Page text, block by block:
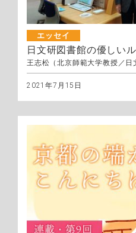
エッセイ
日文研図書館の優しい
王志松（北京師範大学教授／日
2021年7月15日